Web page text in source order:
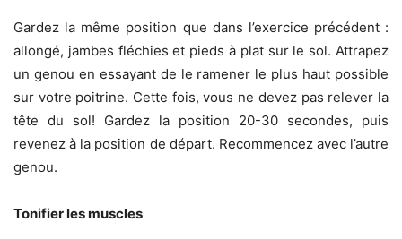
Gardez la même position que dans l’exercice précédent :
allongé, jambes fléchies et pieds à plat sur le sol. Attrapez
un genou en essayant de le ramener le plus haut possible
sur votre poitrine. Cette fois, vous ne devez pas relever la
tête du sol! Gardez la position 20-30 secondes, puis
revenez à la position de départ. Recommencez avec l’autre
genou.
Tonifier les muscles